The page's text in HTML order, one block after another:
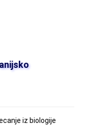
iz biologije